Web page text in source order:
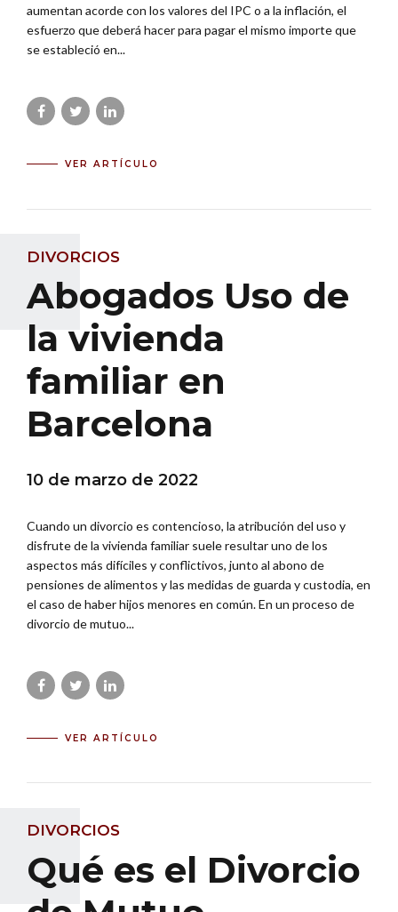
aumentan acorde con los valores del IPC o a la inflación, el
esfuerzo que deberá hacer para pagar el mismo importe que
se estableció en...
VER ARTÍCULO
DIVORCIOS
Abogados Uso de
la vivienda
familiar en
Barcelona
10 de marzo de 2022
Cuando un divorcio es contencioso, la atribución del uso y
disfrute de la vivienda familiar suele resultar uno de los
aspectos más difíciles y conflictivos, junto al abono de
pensiones de alimentos y las medidas de guarda y custodia, en
el caso de haber hijos menores en común. En un proceso de
divorcio de mutuo...
VER ARTÍCULO
DIVORCIOS
Qué es el Divorcio